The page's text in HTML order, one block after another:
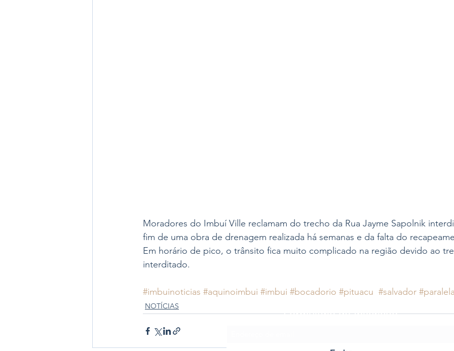
Moradores do Imbuí Ville reclamam do trecho da Rua Jayme Sapolnik
fim de uma obra de drenagem realizada há semanas e da falta do
Em horário de pico, o trânsito fica muito complicado na região devido ao
interditado.
#imbuinoticias #aquinoimbui #imbui #bocadorio #pituacu #salvador
NOTÍCIAS
Formulário de Inscrição